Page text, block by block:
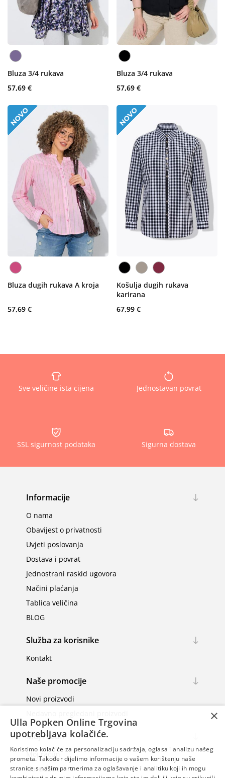
Bluza 3/4 rukava
57,69 €
Bluza 3/4 rukava
57,69 €
Bluza dugih rukava A kroja
57,69 €
Košulja dugih rukava
karirana
67,99 €
Sve veličine ista cijena Jednostavan povrat
SSL sigurnost podataka Sigurna dostava
Informacije
O nama
Obavijest o privatnosti
Uvjeti poslovanja
Dostava i povrat
Jednostrani raskid ugovora
Načini plaćanja
Tablica veličina
BLOG
Služba za korisnike
Kontakt
Naše promocije
Novi proizvodi
Moj račun
Moj račun
Narudžbe
×
Ulla Popken Online Trgovina
upotrebljava kolačiće.
Koristimo kolačiće za personalizaciju sadržaja, oglasa i analizu našeg
prometa. Također dijelimo informacije o vašem korištenju naše
stranice s našim partnerima za oglašavanje i analitiku koji ih mogu